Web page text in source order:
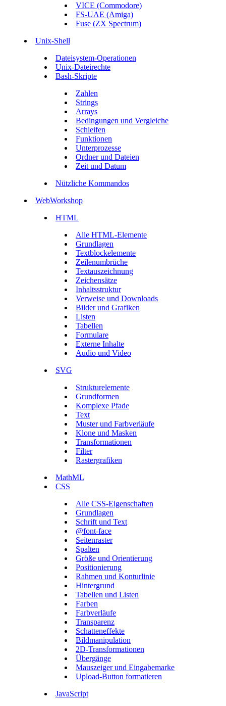
VICE (Commodore)
FS-UAE (Amiga)
Fuse (ZX Spectrum)
Unix-Shell
Dateisystem-Operationen
Unix-Dateirechte
Bash-Skripte
Zahlen
Strings
Arrays
Bedingungen und Vergleiche
Schleifen
Funktionen
Unterprozesse
Ordner und Dateien
Zeit und Datum
Nützliche Kommandos
WebWorkshop
HTML
Alle HTML-Elemente
Grundlagen
Textblockelemente
Zeilenumbrüche
Textauszeichnung
Zeichensätze
Inhaltsstruktur
Verweise und Downloads
Bilder und Grafiken
Listen
Tabellen
Formulare
Externe Inhalte
Audio und Video
SVG
Strukturelemente
Grundformen
Komplexe Pfade
Text
Muster und Farbverläufe
Klone und Masken
Transformationen
Filter
Rastergrafiken
MathML
CSS
Alle CSS-Eigenschaften
Grundlagen
Schrift und Text
@font-face
Seitenraster
Spalten
Größe und Orientierung
Positionierung
Rahmen und Konturlinie
Hintergrund
Tabellen und Listen
Farben
Farbverläufe
Transparenz
Schatteneffekte
Bildmanipulation
2D-Transformationen
Übergänge
Mauszeiger und Eingabemarke
Upload-Button formatieren
JavaScript